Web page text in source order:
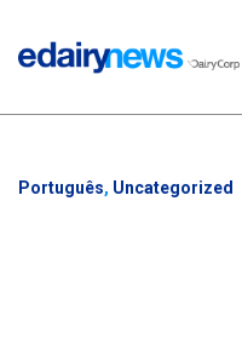
Português, Uncategorized